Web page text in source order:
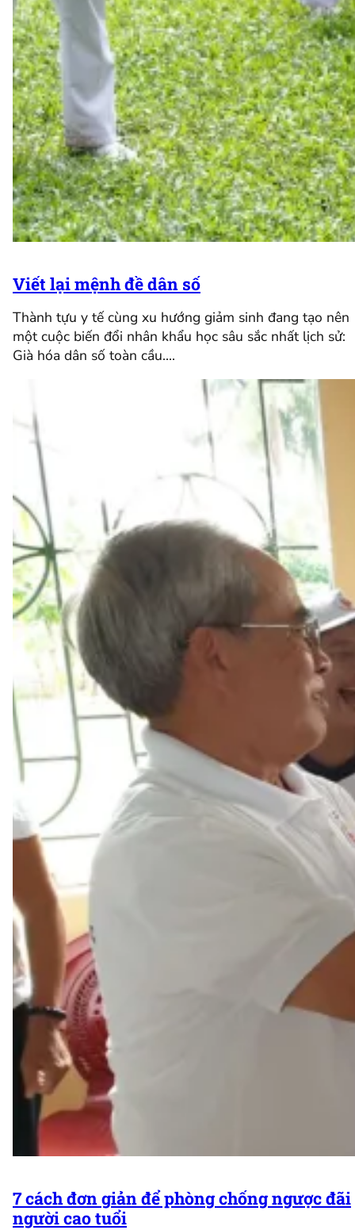
Viết lại mệnh đề dân số
Thành tựu y tế cùng xu hướng giảm sinh đang tạo nên
một cuộc biến đổi nhân khẩu học sâu sắc nhất lịch sử:
Già hóa dân số toàn cầu.…
7 cách đơn giản để phòng chống ngược đãi
người cao tuổi